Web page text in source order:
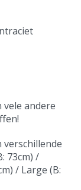
andere
73cm) /
/ Large (B: